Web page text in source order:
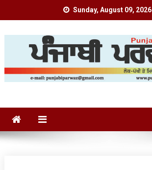
Sunday, August 09, 2026